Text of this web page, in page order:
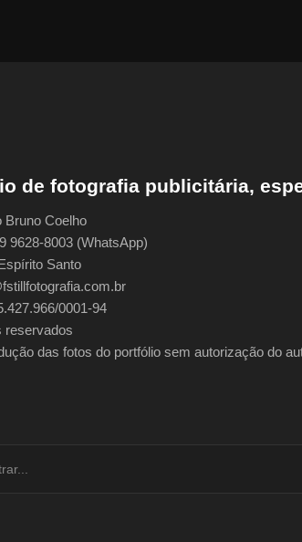
de fotografia publicitária,
Bruno Coelho
9628-8003 (WhatsApp)
Santo
0001-94
reservados
das fotos do portfólio sem autorização do